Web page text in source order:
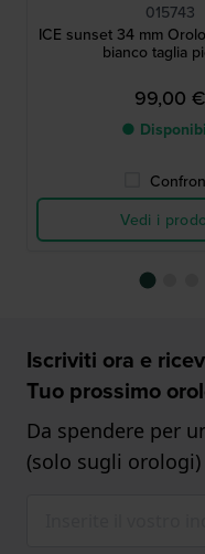
015743
ICE sunset 34 mm
bianco taglia
99,00 €
●
Vedi i
Iscriviti ora e
Tuo prossimo
Da spendere per
(solo sugli orologi)